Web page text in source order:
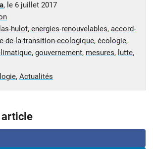
, le 6 juillet 2017
hulot, energies-renouvelables, accord-
de-la-transition-ecologique, écologie,
, gouvernement, mesures, lutte,
, Actualités
article